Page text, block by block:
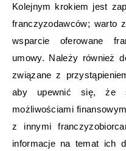
Kolejnym krokiem jest
franczyzodawców; warto
wsparcie oferowane
umowy. Należy również
związane z
aby upewnić się, że
możliwościami
z innymi
informacje na temat ich